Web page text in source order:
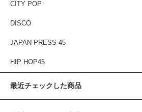
CITY POP
DISCO
JAPAN PRESS 45
HIP HOP45
最近チェックした商品